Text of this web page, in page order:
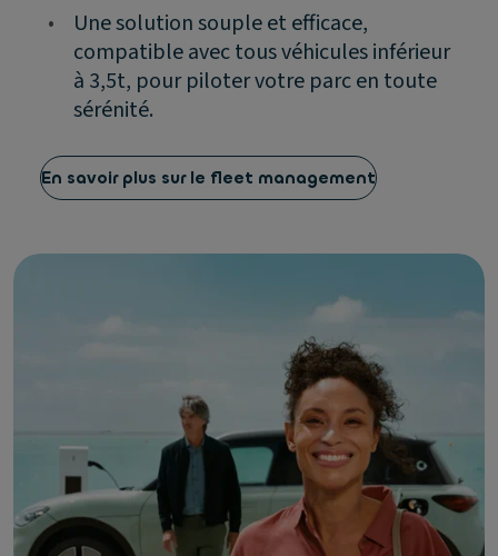
•
Une solution souple et efficace,
compatible avec tous véhicules inférieur
à 3,5t, pour piloter votre parc en toute
sérénité.
En savoir plus sur le fleet management